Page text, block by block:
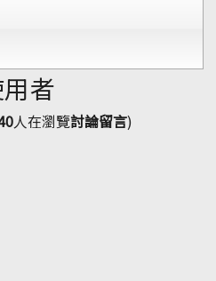
者
人在瀏覽討論留言)